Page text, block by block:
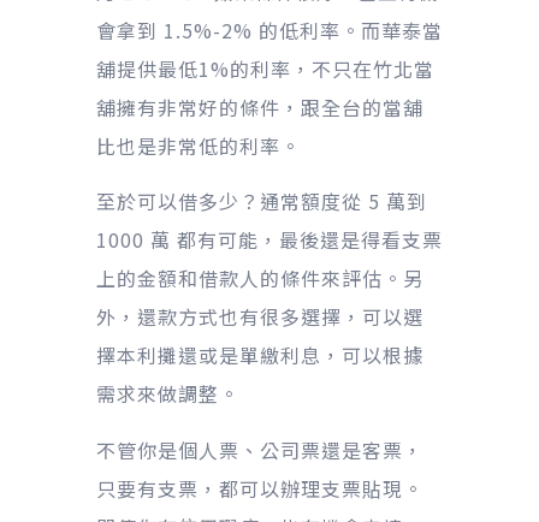
會拿到 1.5%-2% 的低利率。而華泰當
舖提供最低1%的利率，不只在竹北當
舖擁有非常好的條件，跟全台的當舖
比也是非常低的利率。
至於可以借多少？通常額度從 5 萬到
1000 萬 都有可能，最後還是得看支票
上的金額和借款人的條件來評估。另
外，還款方式也有很多選擇，可以選
擇本利攤還或是單繳利息，可以根據
需求來做調整。
不管你是個人票、公司票還是客票，
只要有支票，都可以辦理支票貼現。